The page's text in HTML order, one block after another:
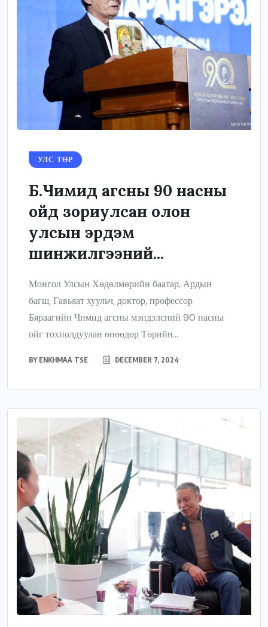
УЛС ТӨР
Б.Чимид агсны 90 насны
ойд зориулсан олон
улсын эрдэм
шинжилгээний...
Монгол Улсын Хөдөлмөрийн баатар, Ардын
багш, Гавьяат хуульч, доктор, профессор
Бяраагийн Чимид агсны мэндэлсний 90 насны
ойг тохиолдуулан өнөөдөр Төрийн...
BY ENKHMAA TSE DECEMBER 7, 2024